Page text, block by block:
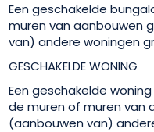
Een geschakelde
muren van aanbouwen
van) andere woningen
GESCHAKELDE WONING
Een geschakelde
de muren of muren van
(aanbouwen van)